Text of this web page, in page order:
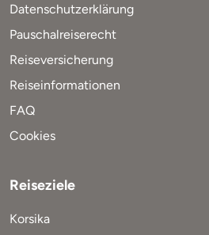
Datenschutzerklärung
Pauschalreiserecht
Reiseversicherung
Reiseinformationen
FAQ
Cookies
Reiseziele
Korsika